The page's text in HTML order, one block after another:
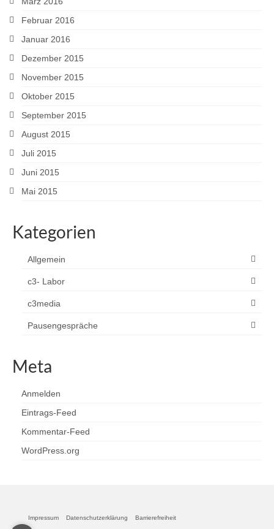
Februar 2016
Januar 2016
Dezember 2015
November 2015
Oktober 2015
September 2015
August 2015
Juli 2015
Juni 2015
Mai 2015
Kategorien
Allgemein
c3- Labor
c3media
Pausengespräche
Meta
Anmelden
Eintrags-Feed
Kommentar-Feed
WordPress.org
Impressum Datenschutzerklärung Barrierefreiheit